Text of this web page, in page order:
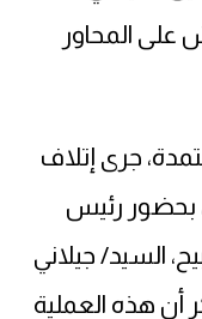
على المحاور
جرى إتلاف
بحضور رئيس
السيد/ جيلاني
أن هذه العملية